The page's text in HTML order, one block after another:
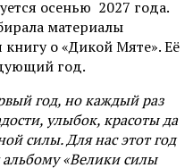
осенью 2027 года.
материалы
книгу о «Дикой Мяте». Её
год.
год, но каждый раз
улыбок, красоты да
силы. Для нас этот год
«Велики силы